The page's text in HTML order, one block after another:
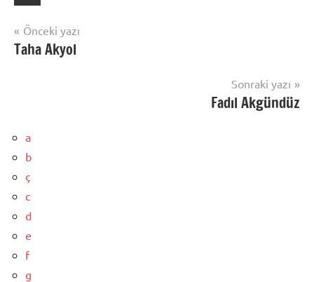
Yazı
gezinmesi
Önceki yazı
Taha Akyol
Sonraki yazı
Fadıl Akgündüz
a
b
ç
c
d
e
f
g